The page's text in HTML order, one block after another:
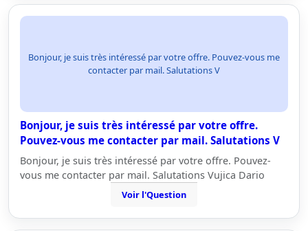
Bonjour, je suis très intéressé par votre offre. Pouvez-vous me
contacter par mail. Salutations V
Bonjour, je suis très intéressé par votre offre.
Pouvez-vous me contacter par mail. Salutations V
Bonjour, je suis très intéressé par votre offre. Pouvez-
vous me contacter par mail. Salutations Vujica Dario
Voir l'Question